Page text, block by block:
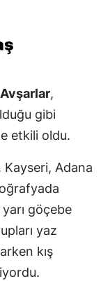
Avşarlar,
gibi
etkili oldu.
Kayseri, Adana
göçebe
yaz
kış